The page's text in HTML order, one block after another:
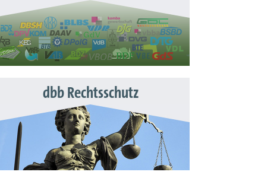
dbb Rechtsschutz